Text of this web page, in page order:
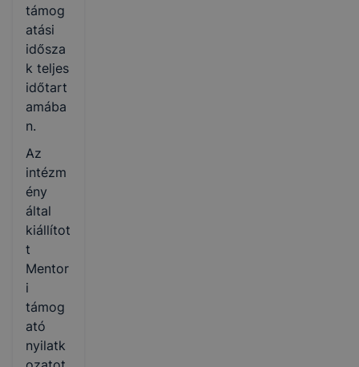
támog
atási
idősza
k teljes
időtart
amába
n.
Az
intézm
ény
által
kiállítot
t
Mentor
i
támog
ató
nyilatk